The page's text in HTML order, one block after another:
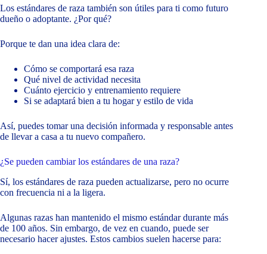
Los estándares de raza también son útiles para ti como futuro
dueño o adoptante. ¿Por qué?
Porque te dan una idea clara de:
Cómo se comportará esa raza
Qué nivel de actividad necesita
Cuánto ejercicio y entrenamiento requiere
Si se adaptará bien a tu hogar y estilo de vida
Así, puedes tomar una decisión informada y responsable antes
de llevar a casa a tu nuevo compañero.
¿Se pueden cambiar los estándares de una raza?
Sí, los estándares de raza pueden actualizarse, pero no ocurre
con frecuencia ni a la ligera.
Algunas razas han mantenido el mismo estándar durante más
de 100 años. Sin embargo, de vez en cuando, puede ser
necesario hacer ajustes. Estos cambios suelen hacerse para: